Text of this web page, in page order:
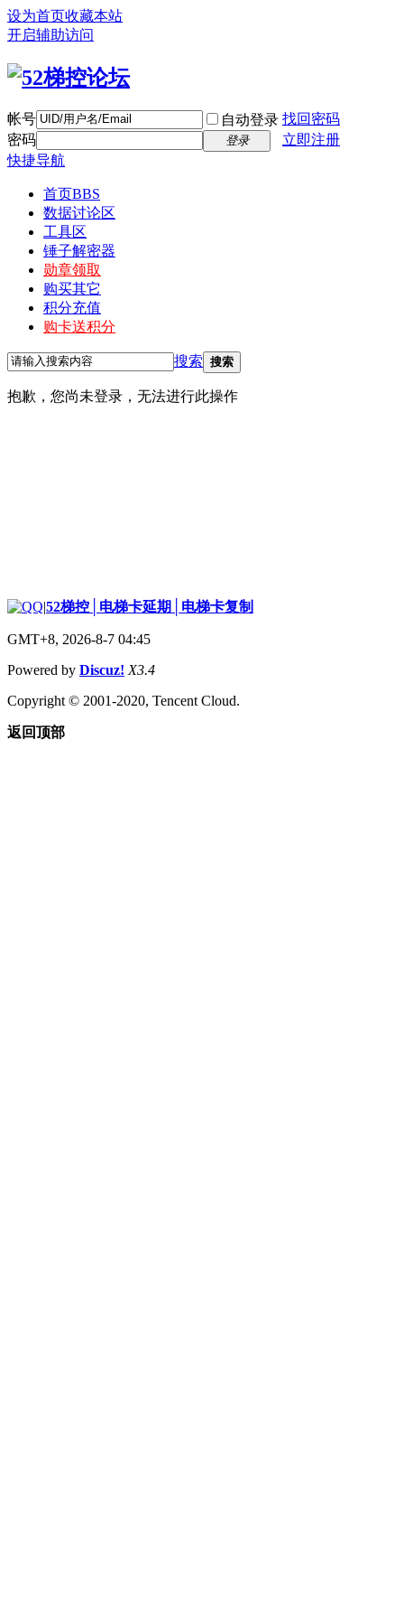
设为首页收藏本站
开启辅助访问
帐号 自动登录 找回密码
密码
登录
立即注册
快捷导航
首页BBS
数据讨论区
工具区
锤子解密器
勋章领取
购买其它
积分充值
购卡送积分
搜索 搜索
抱歉，您尚未登录，无法进行此操作
|52梯控│电梯卡延期│电梯卡复制
GMT+8, 2026-8-7 04:45
Powered by Discuz! X3.4
Copyright © 2001-2020, Tencent Cloud.
返回顶部